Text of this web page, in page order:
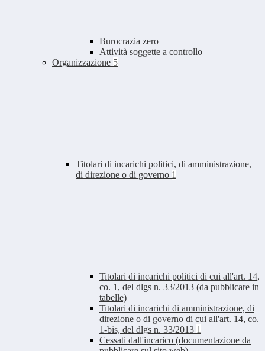
Burocrazia zero
Attività soggette a controllo
Organizzazione 5
Titolari di incarichi politici, di amministrazione,
di direzione o di governo 1
Titolari di incarichi politici di cui all'art. 14,
co. 1, del dlgs n. 33/2013 (da pubblicare in
tabelle)
Titolari di incarichi di amministrazione, di
direzione o di governo di cui all'art. 14, co.
1-bis, del dlgs n. 33/2013 1
Cessati dall'incarico (documentazione da